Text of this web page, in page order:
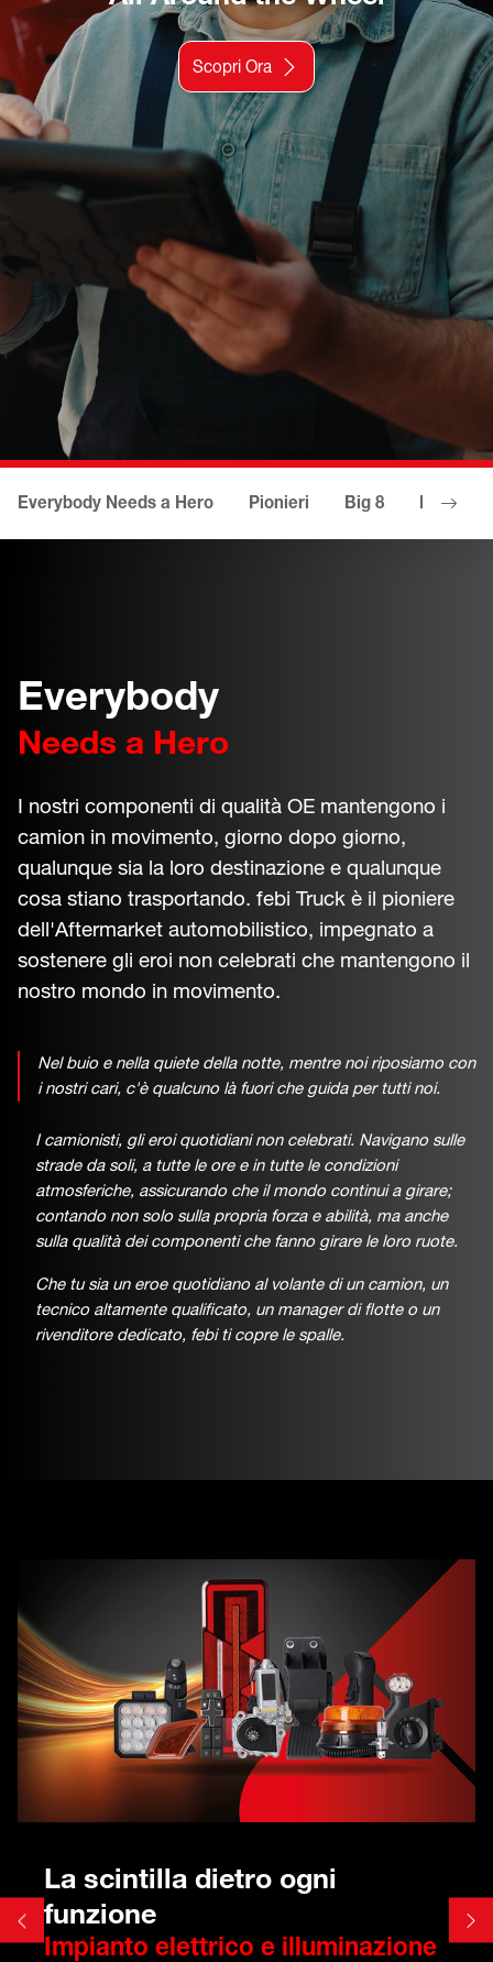
Scopri Ora
Everybody Needs a Hero Pionieri Big 8 I tuoi
Everybody
Needs a Hero
I nostri componenti di qualità OE mantengono i
camion in movimento, giorno dopo giorno,
qualunque sia la loro destinazione e qualunque
cosa stiano trasportando. febi Truck è il pioniere
dell'Aftermarket automobilistico, impegnato a
sostenere gli eroi non celebrati che mantengono il
nostro mondo in movimento.
Nel buio e nella quiete della notte, mentre noi riposiamo con
i nostri cari, c'è qualcuno là fuori che guida per tutti noi.
I camionisti, gli eroi quotidiani non celebrati. Navigano sulle
strade da soli, a tutte le ore e in tutte le condizioni
atmosferiche, assicurando che il mondo continui a girare;
contando non solo sulla propria forza e abilità, ma anche
sulla qualità dei componenti che fanno girare le loro ruote.
Che tu sia un eroe quotidiano al volante di un camion, un
tecnico altamente qualificato, un manager di flotte o un
rivenditore dedicato, febi ti copre le spalle.
La scintilla dietro ogni
funzione
Impianto elettrico e illuminazione